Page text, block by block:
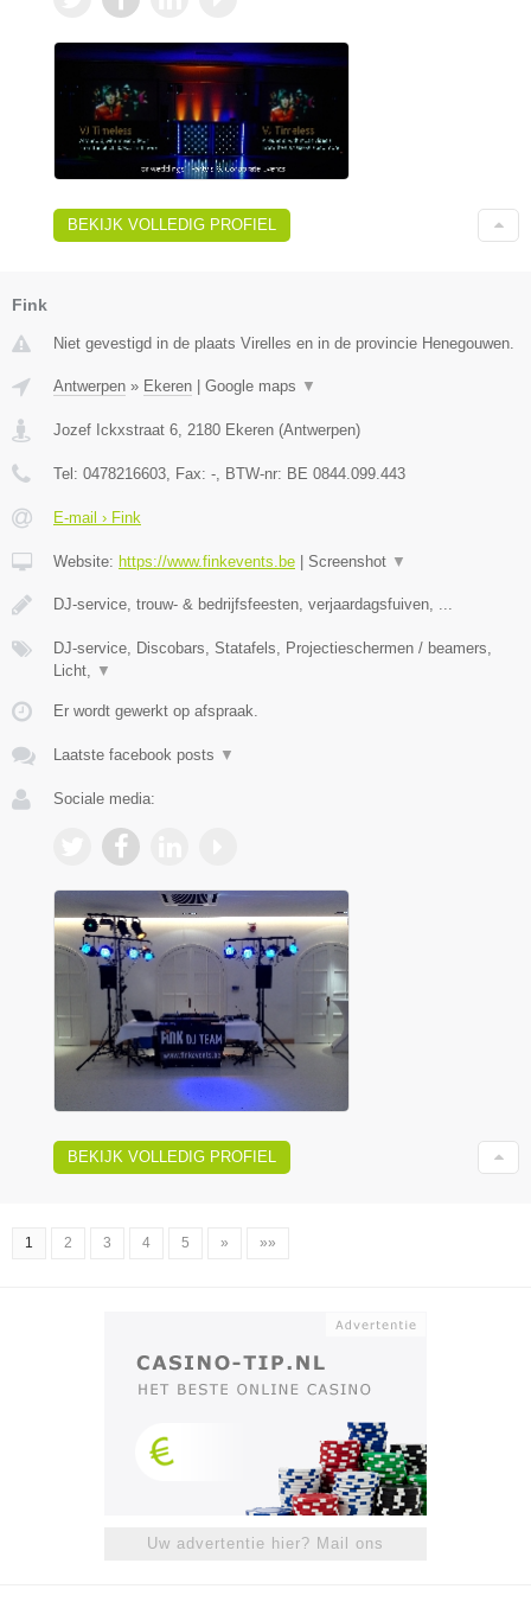
BEKIJK VOLLEDIG PROFIEL
Fink
Niet gevestigd in de plaats Virelles en in de provincie Henegouwen.
Antwerpen » Ekeren Google maps ▼
Jozef Ickxstraat 6, 2180 Ekeren (Antwerpen)
Tel: 0478216603, Fax: -, BTW-nr: BE 0844.099.443
E-mail › Fink
Website: https://www.finkevents.be Screenshot ▼
DJ-service, trouw- & bedrijfsfeesten, verjaardagsfuiven, ...
DJ-service, Discobars, Statafels, Projectieschermen / beamers,
Licht, ▼
Er wordt gewerkt op afspraak.
Laatste facebook posts ▼
Sociale media:
BEKIJK VOLLEDIG PROFIEL
1 2 3 4 5 » »»
Uw advertentie hier? Mail ons